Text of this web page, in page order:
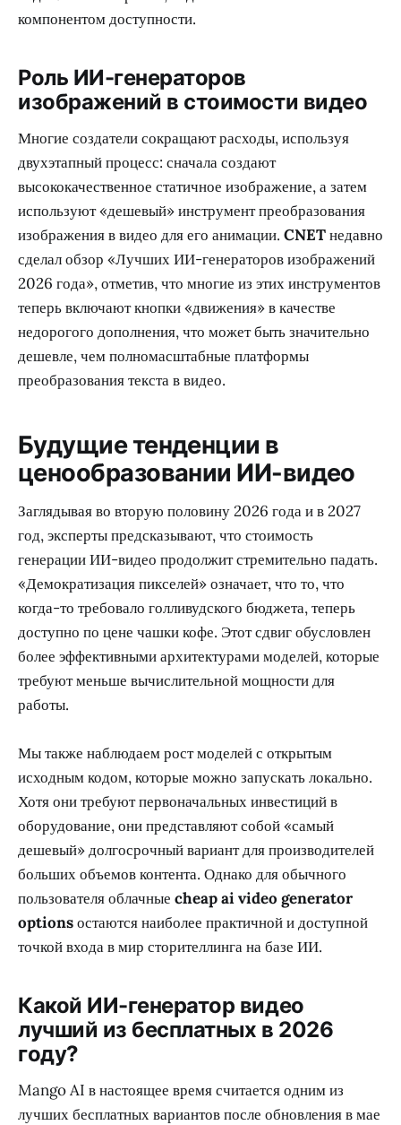
компонентом доступности.
Роль ИИ-генераторов
изображений в стоимости видео
Многие создатели сокращают расходы, используя
двухэтапный процесс: сначала создают
высококачественное статичное изображение, а затем
используют «дешевый» инструмент преобразования
изображения в видео для его анимации. CNETнедавно
сделал обзор «Лучших ИИ-генераторов изображений
2026 года», отметив, что многие из этих инструментов
теперь включают кнопки «движения» в качестве
недорогого дополнения, что может быть значительно
дешевле, чем полномасштабные платформы
преобразования текста в видео.
Будущие тенденции в
ценообразовании ИИ-видео
Заглядывая во вторую половину 2026 года и в 2027
год, эксперты предсказывают, что стоимость
генерации ИИ-видео продолжит стремительно падать.
«Демократизация пикселей» означает, что то, что
когда-то требовало голливудского бюджета, теперь
доступно по цене чашки кофе. Этот сдвиг обусловлен
более эффективными архитектурами моделей, которые
требуют меньше вычислительной мощности для
работы.
Мы также наблюдаем рост моделей с открытым
исходным кодом, которые можно запускать локально.
Хотя они требуют первоначальных инвестиций в
оборудование, они представляют собой «самый
дешевый» долгосрочный вариант для производителей
больших объемов контента. Однако для обычного
пользователя облачные cheap ai video generator
optionsостаются наиболее практичной и доступной
точкой входа в мир сторителлинга на базе ИИ.
Какой ИИ-генератор видео
лучший из бесплатных в 2026
году?
Mango AI в настоящее время считается одним из
лучших бесплатных вариантов после обновления в мае